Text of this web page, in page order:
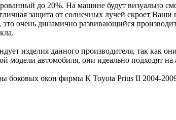
до 20%. На машине будут визуально
защита от солнечных лучей скроет Ваши
очень динамично развивающийся
изделия данного производителя, так как
модели автомобиля, они идеально подходят
боковых окон фирмы К Toyota Prius II 2004-